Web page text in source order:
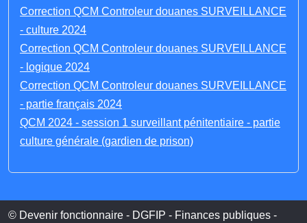
Correction QCM Controleur douanes SURVEILLANCE
- culture 2024
Correction QCM Controleur douanes SURVEILLANCE
- logique 2024
Correction QCM Controleur douanes SURVEILLANCE
- partie français 2024
QCM 2024 - session 1 surveillant pénitentiaire - partie
culture générale (gardien de prison)
© Devenir fonctionnaire - DGFIP - Finances publiques -